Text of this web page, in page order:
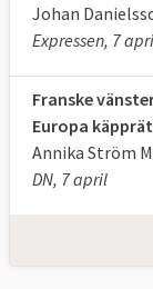
Johan
Expressen, 7
Franske
Europa
Annika Ström
DN, 7 april